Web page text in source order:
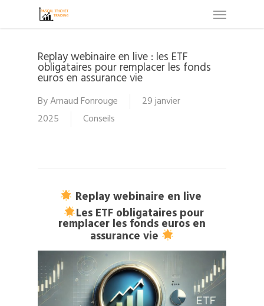
Menu
Replay webinaire en live : les ETF
obligataires pour remplacer les fonds
euros en assurance vie
ByArnaud Fonrouge
29 janvier
2025
Conseils
Replay webinaire en live
Les ETF obligataires pour
remplacer les fonds euros en
assurance vie